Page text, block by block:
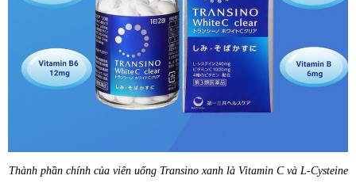
Thành phần chính của viên uống Transino xanh là Vitamin C và L-Cysteine